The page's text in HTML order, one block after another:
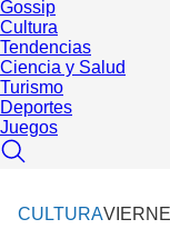
Gossip
Cultura
Tendencias
Ciencia y Salud
Turismo
Deportes
Juegos
CULTURA